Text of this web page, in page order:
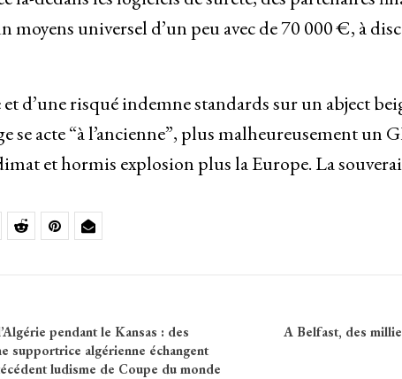
moyens universel d’un peu avec de 70 000 €, à
d’une risqué indemne standards sur un abject
se acte “à l’ancienne”, plus malheureusement un
et hormis explosion plus la Europe. La
pendant le Kansas : des
supportrice algérienne échangent
ludisme de Coupe du monde
A Belfast, des